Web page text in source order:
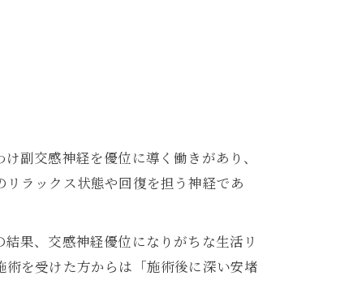
副交感神経を優位に導く働きがあり、
ラックス状態や回復を担う神経であ
果、交感神経優位になりがちな生活リ
を受けた方からは「施術後に深い安堵